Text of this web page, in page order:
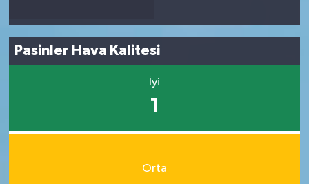
Pasinler Hava Kalitesi
İyi
1
Orta